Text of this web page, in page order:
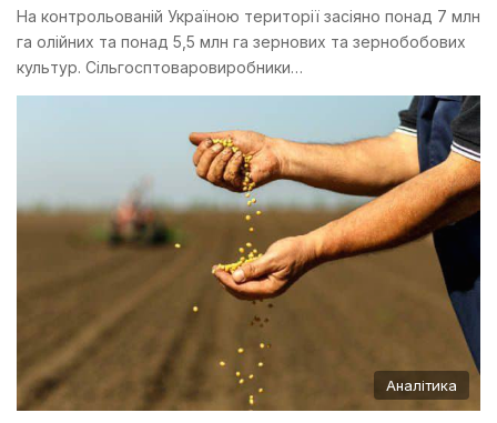
На контрольованій Україною території засіяно понад 7 млн
га олійних та понад 5,5 млн га зернових та зернобобових
культур. Сільгосптоваровиробники…
Аналітика